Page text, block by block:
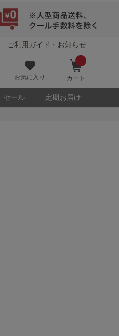
ご利用ガイド・お知らせ
お気に入り カート
セール 定期お届け